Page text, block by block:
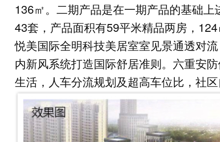
136㎡。二期产品是在一期产品的基础
43套，产品面积有59平米精品两房，
悦美国际全明科技美居室室见景通透对
内新风系统打造国际舒居准则。六重安
生活，人车分流规划及超高车位比，社